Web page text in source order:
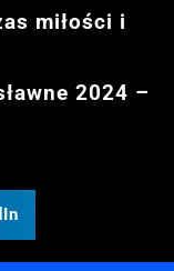
miłości i
2024 –